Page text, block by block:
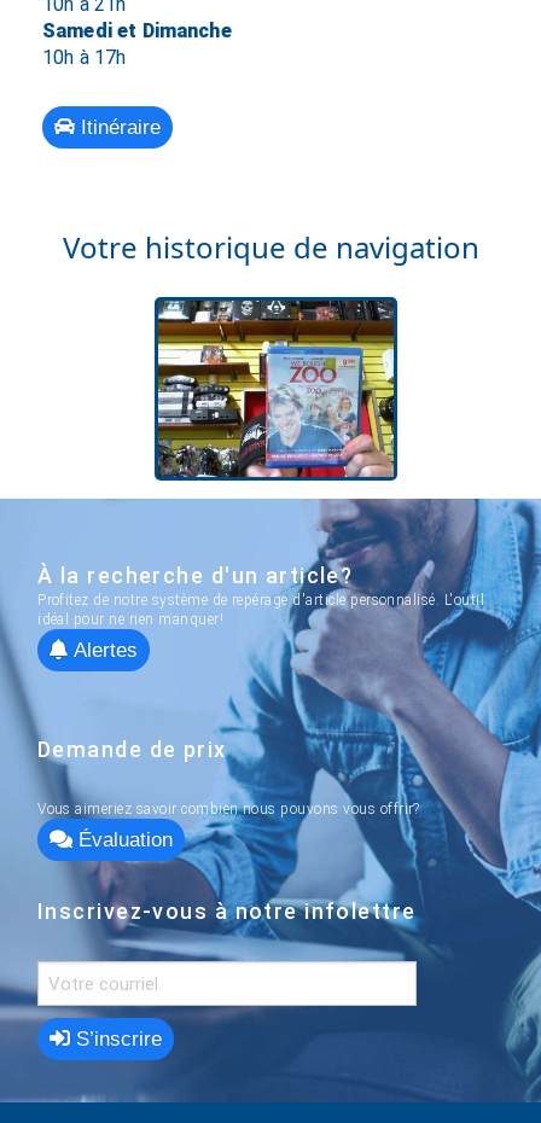
Samedi et Dimanche
10h à 17h
Itinéraire
Votre historique de navigation
À la recherche d'un article?
Profitez de notre système de repérage d'article personnalisé. L'outil
idéal pour ne rien manquer!
Alertes
Demande de prix
Vous aimeriez savoir combien nous pouvons vous offrir?
Évaluation
Inscrivez-vous à notre infolettre
S’inscrire